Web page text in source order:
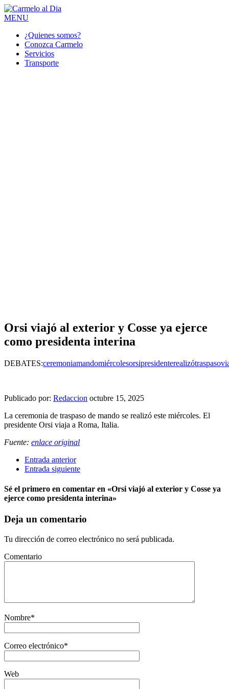
MENU
¿Quienes somos?
Conozca Carmelo
Servicios
Transporte
Orsi viajó al exterior y Cosse ya ejerce
como presidenta interina
DEBATES:ceremoniamandomiércolesorsipresidenterealizótraspaso
Publicado por: Redaccion octubre 15, 2025
La ceremonia de traspaso de mando se realizó este miércoles. El
presidente Orsi viaja a Roma, Italia.
Fuente: enlace original
Entrada anterior
Entrada siguiente
Sé el primero en comentar en «Orsi viajó al exterior y Cosse ya
ejerce como presidenta interina»
Deja un comentario
Tu dirección de correo electrónico no será publicada.
Comentario
Nombre*
Correo electrónico*
Web